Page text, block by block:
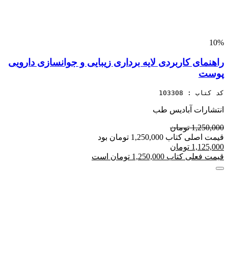
10%
راهنمای کاربردی لایه برداری زیبایی و جوانسازی دارویی
پوست
کد کتاب : 103308
انتشارات آبادیس طب
1,250,000 تومان
قیمت اصلی کتاب 1,250,000 تومان بود
1,125,000 تومان
قیمت فعلی کتاب 1,250,000 تومان است